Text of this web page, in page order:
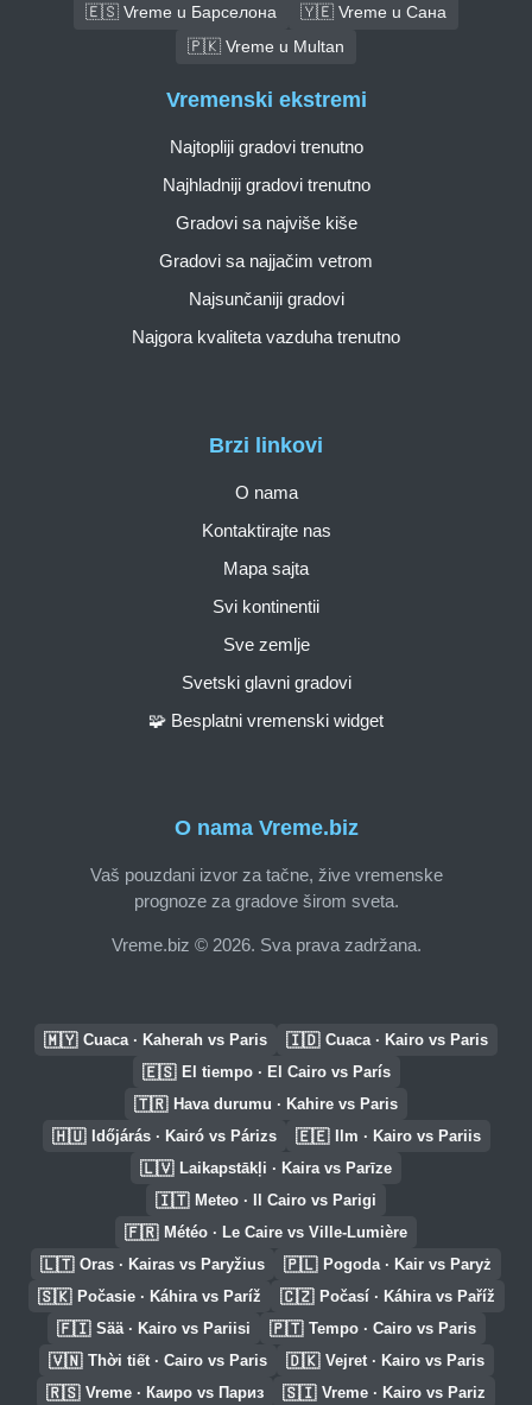
🇪🇸 Vreme u Барселона
🇾🇪 Vreme u Сана
🇵🇰 Vreme u Multan
O nama Vreme.biz
Vaš pouzdani izvor za tačne, žive vremenske
prognoze za gradove širom sveta.
Vreme.biz © 2026. Sva prava zadržana.
Brzi linkovi
O nama
Kontaktirajte nas
Mapa sajta
Svi kontinentii
Sve zemlje
Svetski glavni gradovi
🧩 Besplatni vremenski widget
Vremenski ekstremi
Najtopliji gradovi trenutno
Najhladniji gradovi trenutno
Gradovi sa najviše kiše
Gradovi sa najjačim vetrom
Najsunčaniji gradovi
Najgora kvaliteta vazduha trenutno
🇲🇾 Cuaca · Kaherah vs Paris 🇮🇩 Cuaca · Kairo vs Paris
🇪🇸 El tiempo · El Cairo vs París
🇹🇷 Hava durumu · Kahire vs Paris
🇭🇺 Időjárás · Kairó vs Párizs 🇪🇪 Ilm · Kairo vs Pariis
🇱🇻 Laikapstākļi · Kaira vs Parīze
🇮🇹 Meteo · Il Cairo vs Parigi
🇫🇷 Météo · Le Caire vs Ville-Lumière
🇱🇹 Oras · Kairas vs Paryžius 🇵🇱 Pogoda · Kair vs Paryż
🇸🇰 Počasie · Káhira vs Paríž 🇨🇿 Počasí · Káhira vs Paříž
🇫🇮 Sää · Kairo vs Pariisi 🇵🇹 Tempo · Cairo vs Paris
🇻🇳 Thời tiết · Cairo vs Paris 🇩🇰 Vejret · Kairo vs Paris
🇷🇸 Vreme · Каиро vs Париз 🇸🇮 Vreme · Kairo vs Pariz